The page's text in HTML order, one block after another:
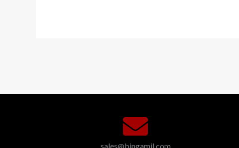
sales@bingamil.com